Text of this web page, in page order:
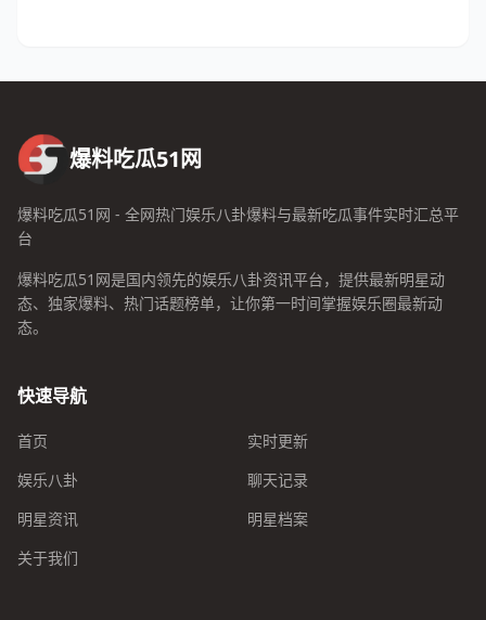
爆料吃瓜51网
爆料吃瓜51网 - 全网热门娱乐八卦爆料与最新吃瓜事件实时汇总平
台
爆料吃瓜51网是国内领先的娱乐八卦资讯平台，提供最新明星动
态、独家爆料、热门话题榜单，让你第一时间掌握娱乐圈最新动
态。
快速导航
首页
实时更新
娱乐八卦
聊天记录
明星资讯
明星档案
关于我们